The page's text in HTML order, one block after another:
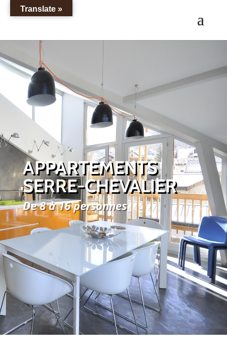
APPARTEMENTS
SERRE-CHEVALIER
De 8 à 16 personnes
Translate »